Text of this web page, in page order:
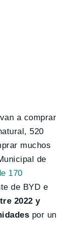
a comprar
520
muchos
de
170
de BYD e
2022 y
por un